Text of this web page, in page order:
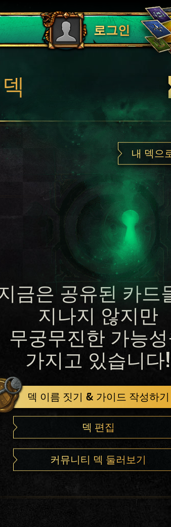
로그인
로그아웃
내 덱으
금은 공유된 카드
지나지 않지만
무궁무진한 가능성
가지고 있습니다!
덱 이름 짓기 & 가이드 작성하기
덱 편집
커뮤니티 덱 둘러보기